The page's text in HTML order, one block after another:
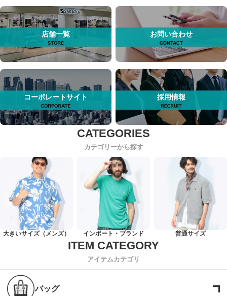
店舗一覧 お問い合わせ
コーポレートサイト 採用情報
カテゴリーから探す
大きいサイズ（メンズ） インポート・ブランド 普通サイズ
アイテムカテゴリ
バッグ